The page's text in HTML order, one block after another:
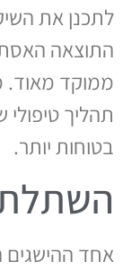
לתכנן את
התוצאה
ממוקד מאוד.
תהליך
בטוחות יותר.
השתלת
אחד